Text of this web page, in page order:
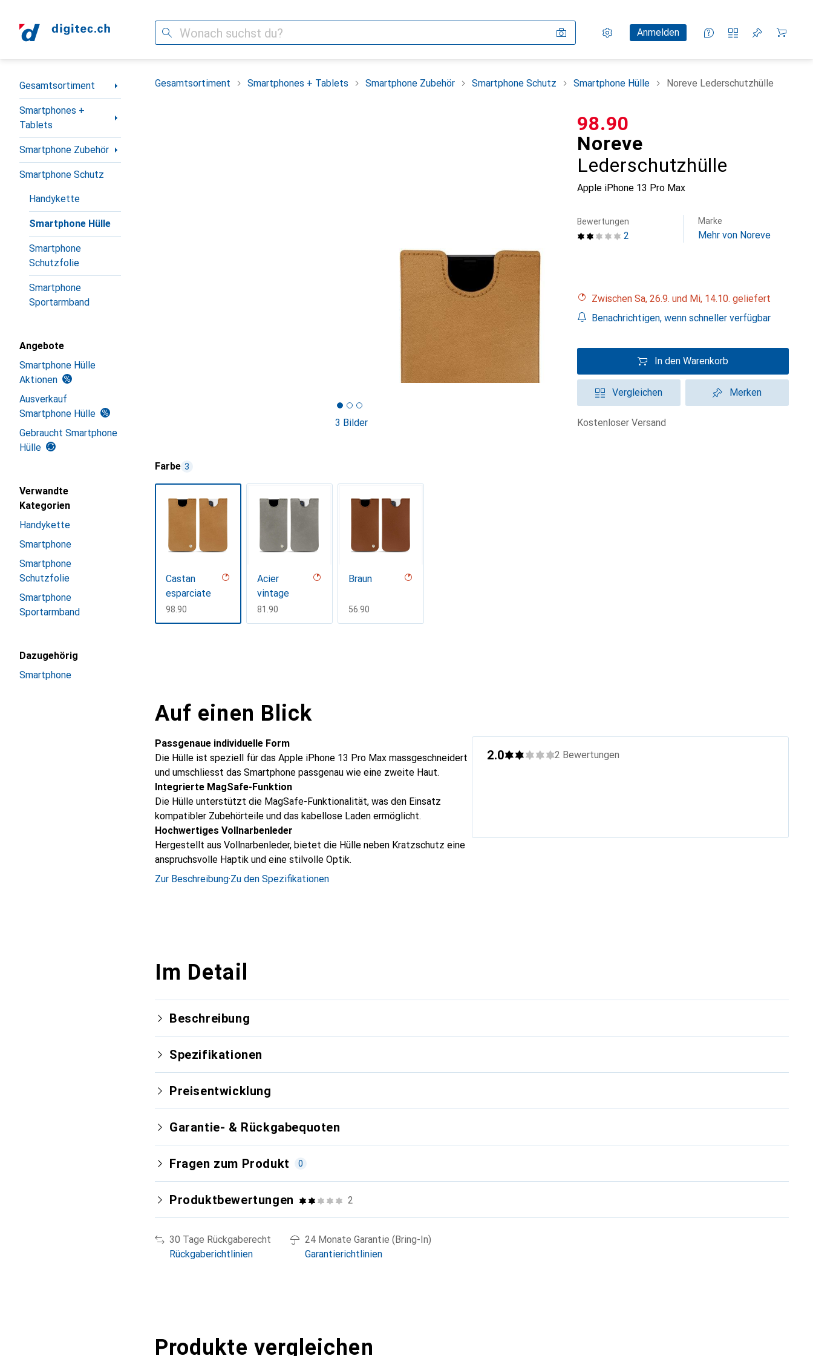
Suche Einstellungen
KundenkontoAnmelden
Vergleichslisten
Merklisten
Warenkorb
Navigation nach Kategorien
Gesamtsortiment
Smartphones +
Tablets
Smartphone Zubehör
Smartphone Schutz
Handykette
Smartphone Hülle
Smartphone
Schutzfolie
Smartphone
Sportarmband
Angebote
Smartphone Hülle
Aktionen
Ausverkauf
Smartphone Hülle
Gebraucht Smartphone
Hülle
Verwandte
Kategorien
Handykette
Smartphone
Smartphone
Schutzfolie
Smartphone
Sportarmband
Dazugehörig
Smartphone
Gesamtsortiment Smartphones + Tablets Smartphone Zubehör Smartphone Schutz Smartphone Hülle Noreve Lederschutzhülle
3 Bilder
Noreve
Lederschutzhülle
Apple iPhone 13 Pro Max
CHF
98.90
2
Bewertungen Marke
Mehr von Noreve
Zwischen Sa, 26.9. und Mi, 14.10. geliefert
Benachrichtigen, wenn schneller verfügbar
In den Warenkorb
Vergleichen Merken
kostenloser Versand
Farbe 3
Castan
esparciate
CHF
98.90
Acier
vintage
CHF
81.90
Braun
CHF
56.90
Auf einen Blick
Passgenaue individuelle Form
Die Hülle ist speziell für das Apple iPhone 13 Pro Max massgeschneidert
und umschliesst das Smartphone passgenau wie eine zweite Haut.
Integrierte MagSafe-Funktion
Die Hülle unterstützt die MagSafe-Funktionalität, was den Einsatz
kompatibler Zubehörteile und das kabellose Laden ermöglicht.
Hochwertiges Vollnarbenleder
Hergestellt aus Vollnarbenleder, bietet die Hülle neben Kratzschutz eine
anspruchsvolle Haptik und eine stilvolle Optik.
Zur Beschreibung·Zu den Spezifikationen
2.0 2 Bewertungen
Im Detail
Beschreibung
Spezifikationen
Preisentwicklung
Garantie- & Rückgabequoten
Fragen zum Produkt 0
Produktbewertungen 2
30 Tage Rückgaberecht
Rückgaberichtlinien
24 Monate Garantie (Bring-In)
Garantierichtlinien
Produkte vergleichen